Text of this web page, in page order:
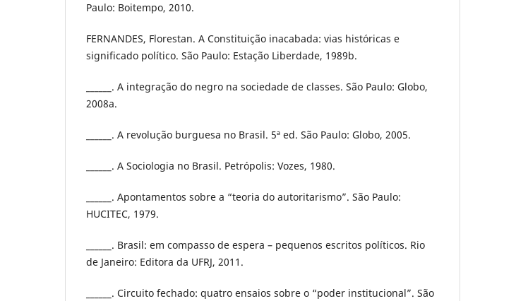
Paulo: Boitempo, 2010.
FERNANDES, Florestan. A Constituição inacabada: vias históricas e
significado político. São Paulo: Estação Liberdade, 1989b.
______. A integração do negro na sociedade de classes. São Paulo: Globo,
2008a.
______. A revolução burguesa no Brasil. 5ª ed. São Paulo: Globo, 2005.
______. A Sociologia no Brasil. Petrópolis: Vozes, 1980.
______. Apontamentos sobre a “teoria do autoritarismo”. São Paulo:
HUCITEC, 1979.
______. Brasil: em compasso de espera – pequenos escritos políticos. Rio
de Janeiro: Editora da UFRJ, 2011.
______. Circuito fechado: quatro ensaios sobre o “poder institucional”. São